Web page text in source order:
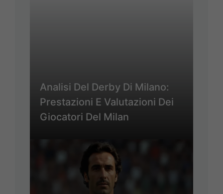
Analisi Del Derby Di Milano:
Prestazioni E Valutazioni Dei
Giocatori Del Milan